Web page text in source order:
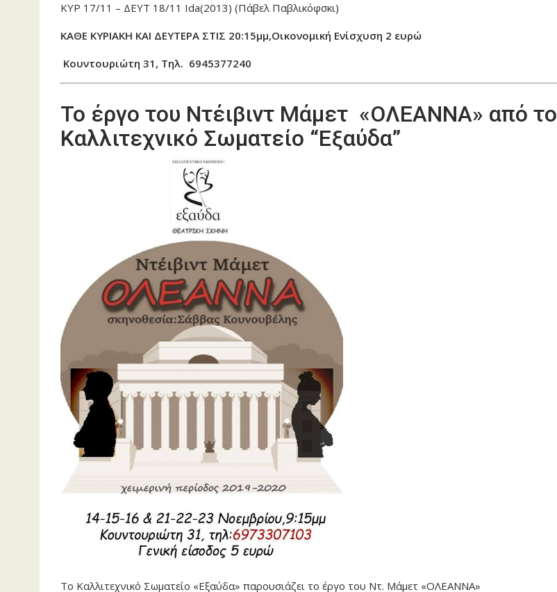
ΚΥΡ 17/11 – ΔΕΥΤ 18/11 Ida(2013) (Πάβελ Παβλικόφσκι)
ΚΑΘΕ ΚΥΡΙΑΚΗ ΚΑΙ ΔΕΥΤΕΡΑ ΣΤΙΣ 20:15μμ,Οικονομική Ενίσχυση 2 ευρώ
Κουντουριώτη 31, Τηλ. 6945377240
Το έργο του Ντέιβιντ Μάμετ «ΟΛΕΑΝΝΑ» από το
Καλλιτεχνικό Σωματείο “Εξαύδα”
Το Καλλιτεχνικό Σωματείο «Εξαύδα» παρουσιάζει το έργο του Ντ. Μάμετ «ΟΛΕΑΝΝΑ»